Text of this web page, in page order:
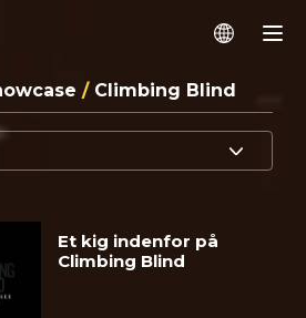
/ Climbing Blind
Et kig indenfor på
Climbing Blind